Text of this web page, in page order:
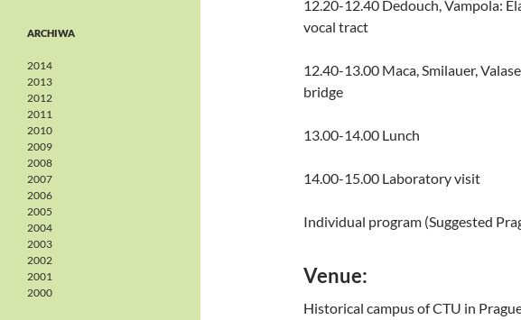
12.20-12.40 Dedouch, Vampola:
vocal tract
12.40-13.00 Maca, Smilauer,
bridge
13.00-14.00 Lunch
14.00-15.00 Laboratory visit
Individual program (Suggested
Venue:
Historical campus of CTU in
ARCHIWA
2014
2013
2012
2011
2010
2009
2008
2007
2006
2005
2004
2003
2002
2001
2000